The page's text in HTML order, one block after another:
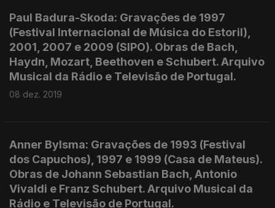
Paul Badura-Skoda: Gravações de 1997
(Festival Internacional de Música do Estoril),
2001, 2007 e 2009 (SIPO). Obras de Bach,
Haydn, Mozart, Beethoven e Schubert. Arquivo
Musical da Rádio e Televisão de Portugal.
08 dez. 2019
Anner Bylsma: Gravações de 1993 (Festival
dos Capuchos), 1997 e 1999 (Casa de Mateus).
Obras de Johann Sebastian Bach, Antonio
Vivaldi e Franz Schubert. Arquivo Musical da
Rádio e Televisão de Portugal.